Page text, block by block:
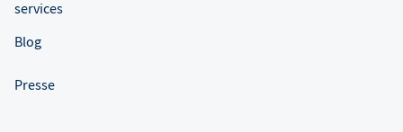
services
Blog
Presse